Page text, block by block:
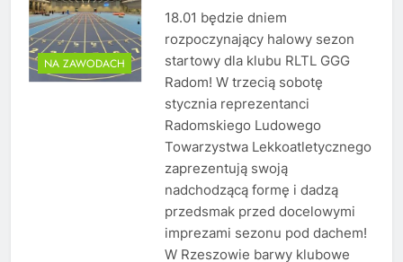
NA ZAWODACH
18.01 będzie dniem
rozpoczynający halowy sezon
startowy dla klubu RLTL GGG
Radom! W trzecią sobotę
stycznia reprezentanci
Radomskiego Ludowego
Towarzystwa Lekkoatletycznego
zaprezentują swoją
nadchodzącą formę i dadzą
przedsmak przed docelowymi
imprezami sezonu pod dachem!
W Rzeszowie barwy klubowe